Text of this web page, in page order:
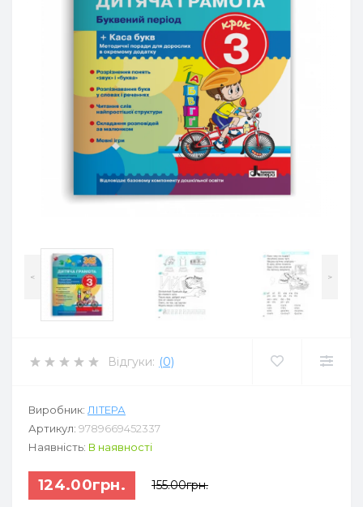
< >
Відгуки: (0)
Виробник: ЛІТЕРА
Артикул: 9789669452337
Наявність: В наявності
124.00грн. 155.00грн.